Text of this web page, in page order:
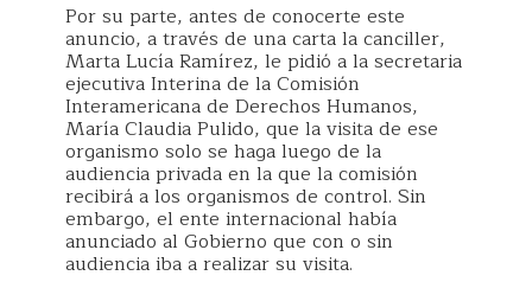
Por su parte, antes de conocerte este
anuncio, a través de una carta la canciller,
Marta Lucía Ramírez, le pidió a la secretaria
ejecutiva Interina de la Comisión
Interamericana de Derechos Humanos,
María Claudia Pulido, que la visita de ese
organismo solo se haga luego de la
audiencia privada en la que la comisión
recibirá a los organismos de control. Sin
embargo, el ente internacional había
anunciado al Gobierno que con o sin
audiencia iba a realizar su visita.